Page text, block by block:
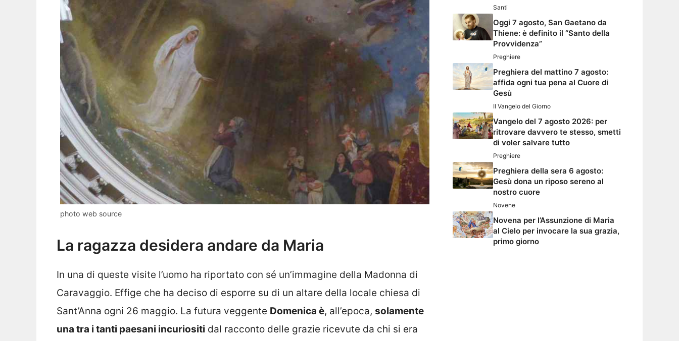
photo web source
La ragazza desidera andare da Maria
In una di queste visite l’uomo ha riportato con sé un’immagine della Madonna di
Caravaggio. Effige che ha deciso di esporre su di un altare della locale chiesa di
Sant’Anna ogni 26 maggio. La futura veggente Domenica è, all’epoca, solamente
una tra i tanti paesani incuriositi dal racconto delle grazie ricevute da chi si era
Santi
Oggi 7 agosto, San Gaetano da
Thiene: è definito il “Santo della
Provvidenza”
Preghiere
Preghiera del mattino 7 agosto:
affida ogni tua pena al Cuore di
Gesù
Il Vangelo del Giorno
Vangelo del 7 agosto 2026: per
ritrovare davvero te stesso, smetti
di voler salvare tutto
Preghiere
Preghiera della sera 6 agosto:
Gesù dona un riposo sereno al
nostro cuore
Novene
Novena per l’Assunzione di Maria
al Cielo per invocare la sua grazia,
primo giorno